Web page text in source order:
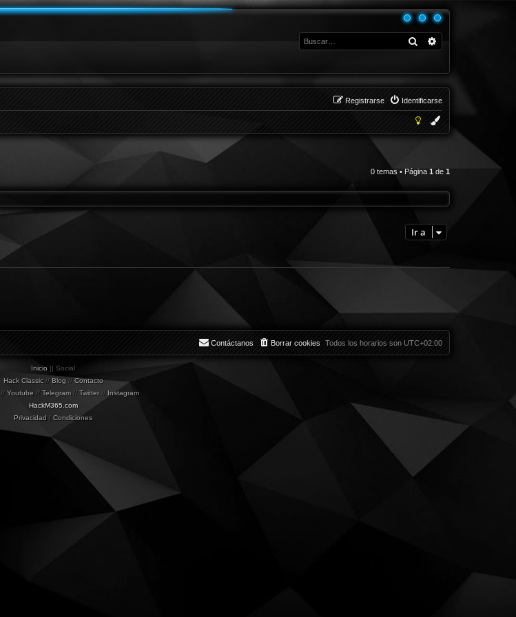
Buscar
Identificarse
Registrarse
0 temas • Página 1 de 1
Ir a
Todos los horarios son UTC+02:00
Borrar cookies
Contáctanos
Inicio || Social
Hack Classic// Blog// Contacto
// Youtube // Telegram// Twitter// Instagram
HackM365.com
Privacidad | Condiciones